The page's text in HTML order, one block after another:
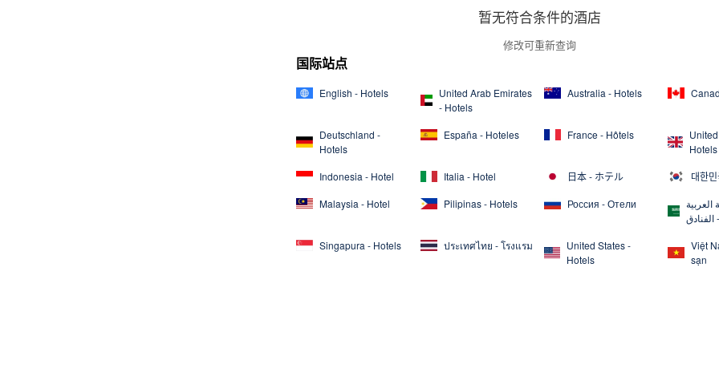
暂无符合条件的酒店
修改可重新查询
国际站点
English - Hotels
United Arab Emirates
- Hotels
Australia - Hotels
Deutschland -
Hotels
España - Hoteles France - Hôtels
Hotels
Indonesia - Hotel
Italia - Hotel 日本 - ホテル
대한
Malaysia - Hotel
Pilipinas - Hotels Россия - Отели
العربية
Singapura - Hotels
ประเทศไทย - โรงแรม
United States -
Hotels
Việt
sạn